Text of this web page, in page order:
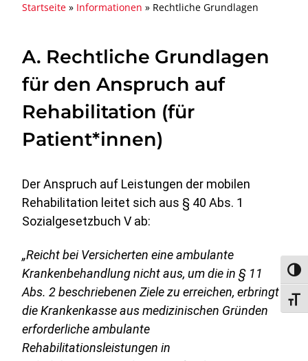
Startseite » Informationen » Rechtliche Grundlagen
A. Rechtliche Grundlagen
für den Anspruch auf
Rehabilitation (für
Patient*innen)
Der Anspruch auf Leistungen der mobilen
Rehabilitation leitet sich aus § 40 Abs. 1
Sozialgesetzbuch V ab:
„Reicht bei Versicherten eine ambulante
Krankenbehandlung nicht aus, um die in § 11
Abs. 2 beschriebenen Ziele zu erreichen, erbringt
die Krankenkasse aus medizinischen Gründen
erforderliche ambulante
Rehabilitationsleistungen in